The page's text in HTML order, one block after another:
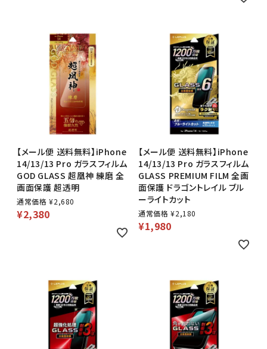
【メール便 送料無料】iPhone
14/13/13 Pro ガラスフィルム
GOD GLASS 超凰神 練磨 全
画面保護 超透明
通常価格 ¥2,680
¥2,380
【メール便 送料無料】iPhone
14/13/13 Pro ガラスフィルム
GLASS PREMIUM FILM 全画
面保護 ドラゴントレイル ブル
ーライトカット
通常価格 ¥2,180
¥1,980